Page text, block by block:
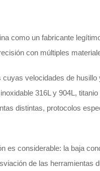
como un fabricante
con múltiples
velocidades de
316L y 904L,
distintas, protocolos
es considerable: la baja
de las herramientas